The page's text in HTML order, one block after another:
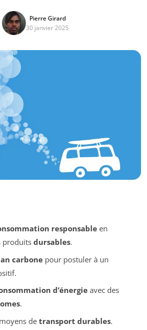
Pierre Girard
30 janvier 2025
responsableen
produits dursables.
carbonepour postuler à un
d’énergieavec des
.
de transport durables.